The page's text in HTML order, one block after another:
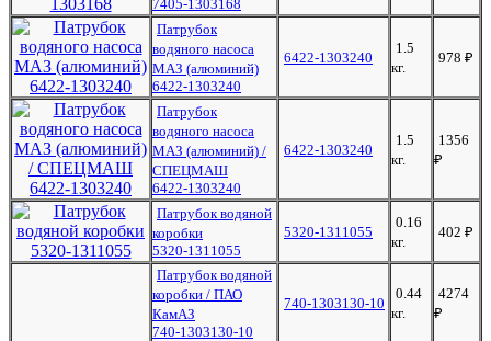
7405-1303168
Патрубок
водяного насоса
МАЗ (алюминий)
6422-1303240
6422-1303240
1.5
кг.
978 ₽
Патрубок
водяного насоса
МАЗ (алюминий) /
СПЕЦМАШ
6422-1303240
6422-1303240
1.5
кг.
1356
₽
Патрубок водяной
коробки
5320-1311055
5320-1311055
0.16
кг.
402 ₽
Патрубок водяной
коробки / ПАО
КамАЗ
740-1303130-10
740-1303130-10
0.44
кг.
4274
₽